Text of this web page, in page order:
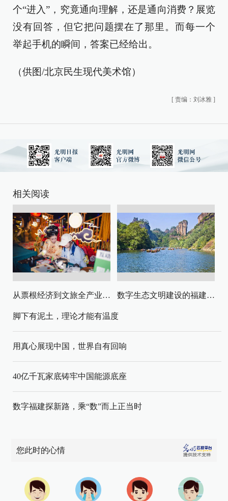
个“进入”，究竟通向理解，还是通向消费？展览
没有回答，但它把问题摆在了那里。而每一个
举起手机的瞬间，答案已经给出。
（供图/北京民生现代美术馆）
[ 责编：刘冰雅 ]
相关阅读
从票根经济到文旅全产业链升级 数字生态文明建设的福建路径与启示
脚下有泥土，理论才能有温度
用真心展现中国，世界自有回响
40亿千瓦家底铸牢中国能源底座
数字福建探新路，乘“数”而上正当时
您此时的心情